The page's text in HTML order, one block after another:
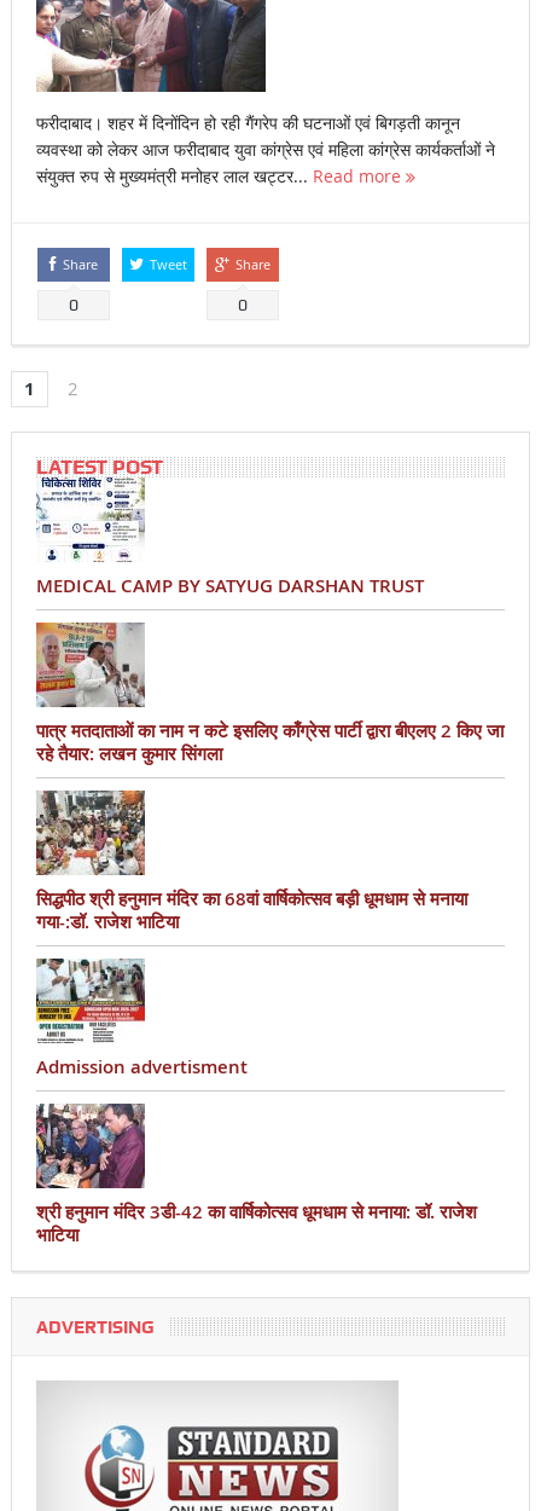
फरीदाबाद। शहर में दिनोंदिन हो रही गैंगरेप की घटनाओं एवं बिगड़ती कानून
व्यवस्था को लेकर आज फरीदाबाद युवा कांग्रेस एवं महिला कांग्रेस कार्यकर्ताओं ने
संयुक्त रुप से मुख्यमंत्री मनोहर लाल खट्टर... Read more
Share
0
Tweet Share
0
1 2
LATEST POST
MEDICAL CAMP BY SATYUG DARSHAN TRUST
पात्र मतदाताओं का नाम न कटे इसलिए काँग्रेस पार्टी द्वारा बीएलए 2 किए जा
रहे तैयार: लखन कुमार सिंगला
सिद्धपीठ श्री हनुमान मंदिर का 68वां वार्षिकोत्सव बड़ी धूमधाम से मनाया
गया-:डॉ. राजेश भाटिया
Admission advertisment
श्री हनुमान मंदिर 3डी-42 का वार्षिकोत्सव धूमधाम से मनाया: डॉ. राजेश
भाटिया
ADVERTISING